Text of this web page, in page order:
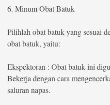
6. Minum Obat Batuk
Pilihlah obat batuk yang sesuai
obat batuk, yaitu:
Ekspektoran : Obat batuk ini
Bekerja dengan cara
saluran napas.